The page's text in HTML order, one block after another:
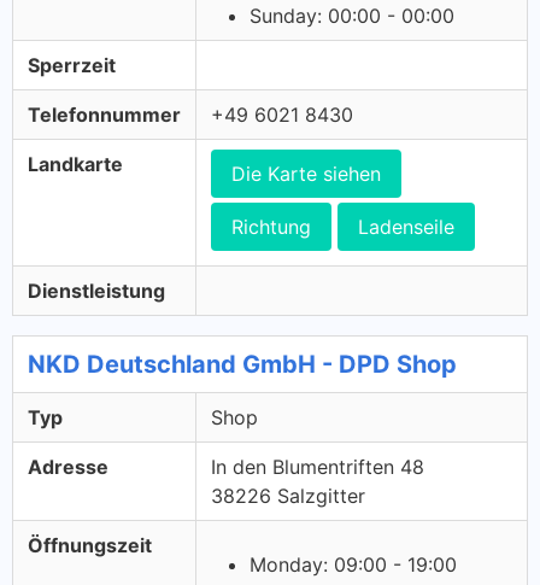
Sunday: 00:00 - 00:00
Sperrzeit
Telefonnummer +49 6021 8430
Landkarte Die Karte siehen
Richtung Ladenseile
Dienstleistung
NKD Deutschland GmbH - DPD Shop
Typ Shop
Adresse
In den Blumentriften 48
38226 Salzgitter
Öffnungszeit
Monday: 09:00 - 19:00